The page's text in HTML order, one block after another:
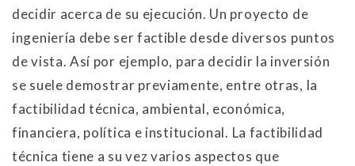
decidir acerca de su ejecución. Un proyecto de
ingeniería debe ser factible desde diversos puntos
de vista. Así por ejemplo, para decidir la inversión
se suele demostrar previamente, entre otras, la
factibilidad técnica, ambiental, económica,
financiera, política e institucional. La factibilidad
técnica tiene a su vez varios aspectos que